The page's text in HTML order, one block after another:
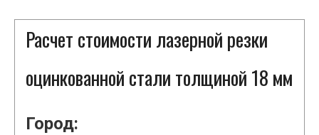
Расчет стоимости лазерной резки
оцинкованной стали толщиной 18 мм
Город: